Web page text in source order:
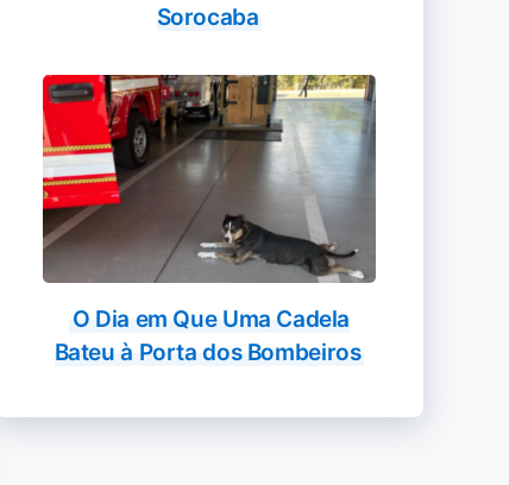
Sorocaba
O Dia em Que Uma Cadela
Bateu à Porta dos Bombeiros